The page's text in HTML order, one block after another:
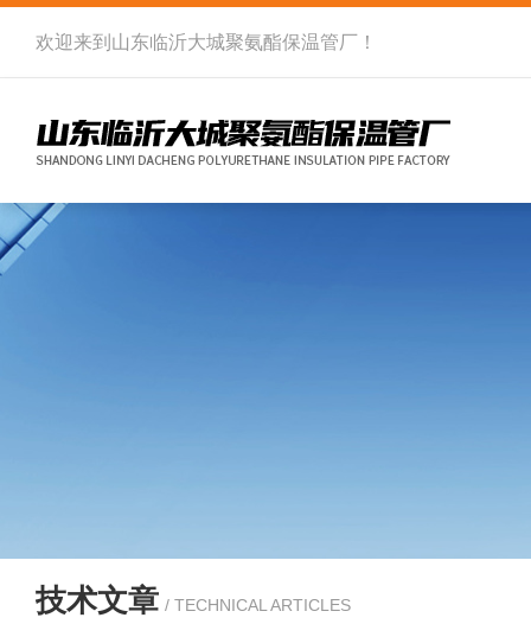
欢迎来到 山东临沂大城聚氨酯保温管厂 ！
技术文章 / TECHNICAL ARTICLES